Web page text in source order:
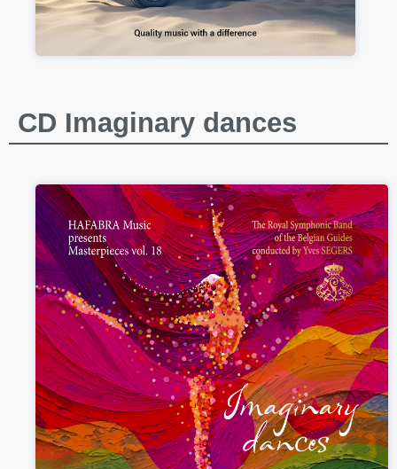
CD Imaginary dances